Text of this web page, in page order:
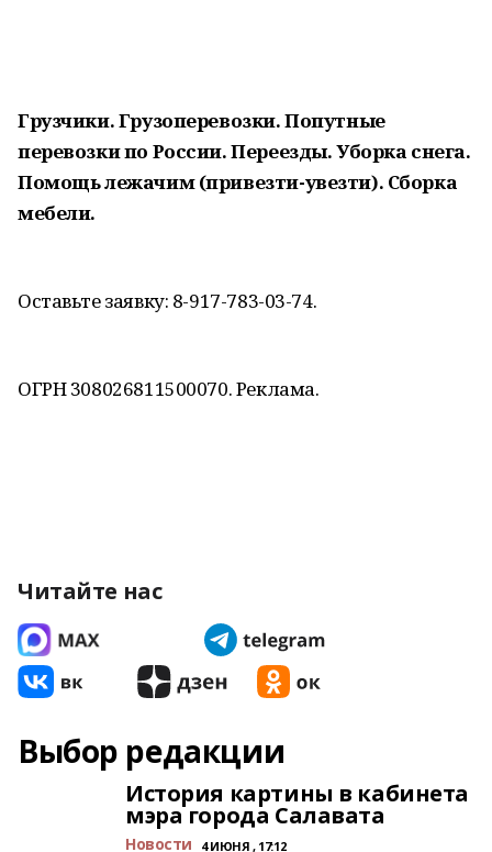
Грузчики. Грузоперевозки.Попутные
перевозки по России.Переезды. Уборка снега.
Помощь лежачим (привезти-увезти). Сборка
мебели.
Оставьте заявку: 8-917-783-03-74.
ОГРН 308026811500070. Реклама.
Читайте нас
Выбор редакции
История картины в кабинета
мэра города Салавата
Новости 4 ИЮНЯ , 17:12